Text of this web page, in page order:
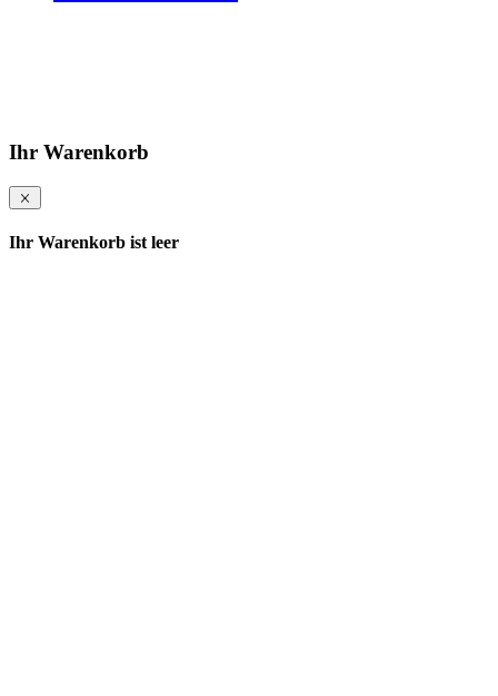
Ihr Warenkorb
Ihr Warenkorb ist leer